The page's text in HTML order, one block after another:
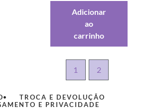
Adicionar
ao
carrinho
1 2
TROCA E DEVOLUÇÃO
E PRIVACIDADE